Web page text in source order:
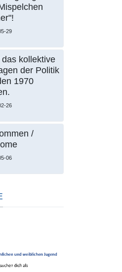
29
das kollektive
der Politik
1970
26
/
06